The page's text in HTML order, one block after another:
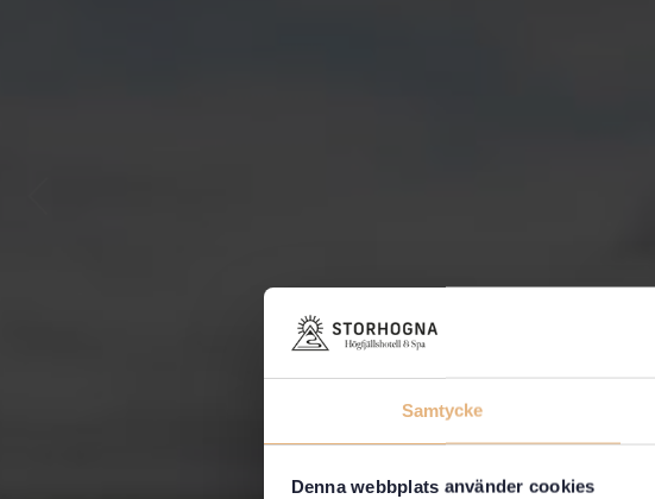
Samtycke
Denna webbplats använder cookies